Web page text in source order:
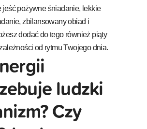
jeść pożywne śniadanie, lekkie
zbilansowany obiad i
dodać do tego również piąty
od rytmu Twojego dnia.
ludzki
Czy